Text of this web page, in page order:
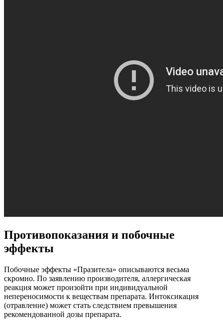
Противопоказания и побочные
эффекты
Побочные эффекты «Празитела» описываются весьма
скромно. По заявлению производителя, аллергическая
реакция может произойти при индивидуальной
непереносимости к веществам препарата. Интоксикация
(отравление) может стать следствием превышения
рекомендованной дозы препарата.